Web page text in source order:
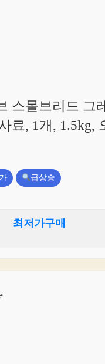
스몰브리드 그
료, 1개, 1.5kg,
급상승
최저가구매